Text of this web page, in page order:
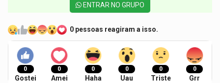
ENTRAR NO GRUPO
0 pessoas reagiram a isso.
0
Gostei
0
Amei
0
Haha
0
Uau
0
Triste
0
Grr